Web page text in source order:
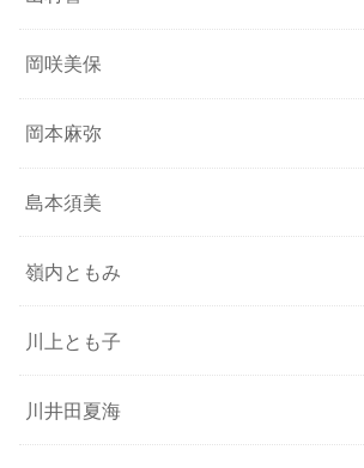
岡咲美保
岡本麻弥
島本須美
嶺内ともみ
川上とも子
川井田夏海